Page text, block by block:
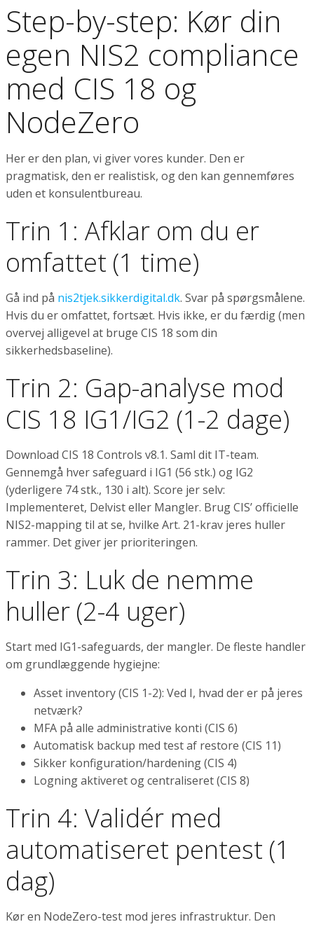
Step-by-step: Kør din
egen NIS2 compliance
med CIS 18 og
NodeZero
Her er den plan, vi giver vores kunder. Den er
pragmatisk, den er realistisk, og den kan gennemføres
uden et konsulentbureau.
Trin 1: Afklar om du er
omfattet (1 time)
Gå ind på nis2tjek.sikkerdigital.dk. Svar på spørgsmålene.
Hvis du er omfattet, fortsæt. Hvis ikke, er du færdig (men
overvej alligevel at bruge CIS 18 som din
sikkerhedsbaseline).
Trin 2: Gap-analyse mod
CIS 18 IG1/IG2 (1-2 dage)
Download CIS 18 Controls v8.1. Saml dit IT-team.
Gennemgå hver safeguard i IG1 (56 stk.) og IG2
(yderligere 74 stk., 130 i alt). Score jer selv:
Implementeret, Delvist eller Mangler. Brug CIS’ officielle
NIS2-mapping til at se, hvilke Art. 21-krav jeres huller
rammer. Det giver jer prioriteringen.
Trin 3: Luk de nemme
huller (2-4 uger)
Start med IG1-safeguards, der mangler. De fleste handler
om grundlæggende hygiejne:
Asset inventory (CIS 1-2): Ved I, hvad der er på jeres
netværk?
MFA på alle administrative konti (CIS 6)
Automatisk backup med test af restore (CIS 11)
Sikker konfiguration/hardening (CIS 4)
Logning aktiveret og centraliseret (CIS 8)
Trin 4: Validér med
automatiseret pentest (1
dag)
Kør en NodeZero-test mod jeres infrastruktur. Den